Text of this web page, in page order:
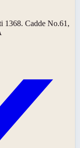
1368. Cadde No.61,